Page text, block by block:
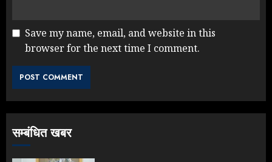
Save my name, email, and website in this
browser for the next time I comment.
सम्बंधित खबर
NEET महाघोटाले पर Rahul Gandhi